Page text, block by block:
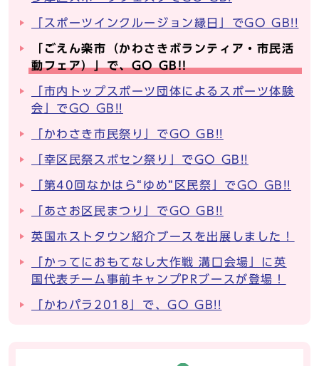
「スポーツインクルージョン縁日」でGO GB!!
「ごえん楽市（かわさきボランティア・市民活
動フェア）」で、GO GB!!
「市内トップスポーツ団体によるスポーツ体験
会」でGO GB!!
「かわさき市民祭り」でGO GB!!
「幸区民祭スポセン祭り」でGO GB!!
「第40回なかはら“ゆめ”区民祭」でGO GB!!
「あさお区民まつり」でGO GB!!
英国ホストタウン紹介ブースを出展しました！
「かってにおもてなし大作戦 溝口会場」に英
国代表チーム事前キャンプPRブースが登場！
「かわパラ2018」で、GO GB!!